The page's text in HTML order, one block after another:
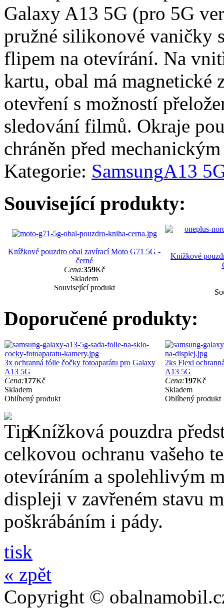
Galaxy A13 5G (pro 5G
pružné silikonové vaničky
flipem na otevírání. Na
kartu, obal má magnetické
otevření s možností
sledování filmů. Okraje
chráněn před
Kategorie: SamsungA13
Související produkty:
Knížkové pouzdro obal zavírací Moto G71 5G -
černé
Cena:359Kč
Skladem
Související produkt
Knížkové
Doporučené produkty:
3x ochranná fólie čočky fotoaparátu pro Galaxy
A13 5G
Cena:177Kč
Skladem
Oblíbený produkt
2ks Flexi
A13 5G
Cena:197Kč
Skladem
Oblíbený produkt
Knížková pouzdra
celkovou ochranu vašeho
otevíráním a spolehlivým
displeji v zavřeném stavu
poškrábáním i pády.
tisk
« zpět
Copyright ©